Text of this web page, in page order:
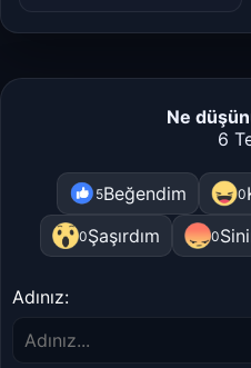
Ne
6
5Beğendim 0
0Şaşırdım 0
Adınız: